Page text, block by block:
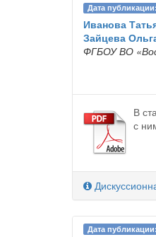
Дата
Иванова
Зайцева
ФГБОУ ВО
В
с
Дата